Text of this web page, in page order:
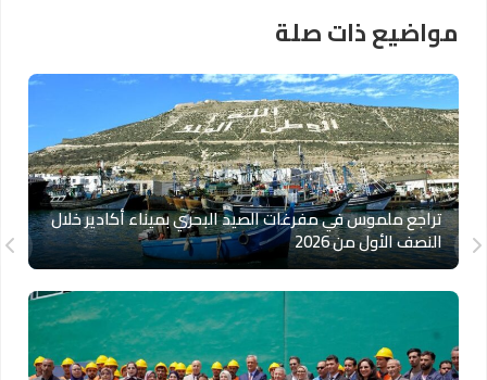
مواضيع ذات صلة
تراجع ملموس في مفرغات الصيد البحري بميناء أكادير خلال
النصف الأول من 2026